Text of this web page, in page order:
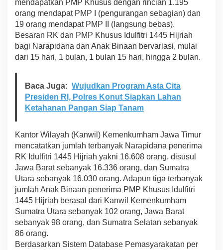
a
n
g
a
n
a
P
i
n
a
K
e
p
a
d
5
9
5
mendapatkan PMP Khusus dengan rincian 1.195
orang mendapat PMP I (pengurangan sebagian) dan
19 orang mendapat PMP II (langsung bebas).
Besaran RK dan PMP Khusus Idulfitri 1445 Hijriah
bagi Narapidana dan Anak Binaan bervariasi, mulai
dari 15 hari, 1 bulan, 1 bulan 15 hari, hingga 2 bulan.
Baca Juga: Wujudkan Program Asta Cita
Presiden RI, Polres Konut Siapkan Lahan
Ketahanan Pangan Siap Tanam
Kantor Wilayah (Kanwil) Kemenkumham Jawa Timur
mencatatkan jumlah terbanyak Narapidana penerima
RK Idulfitri 1445 Hijriah yakni 16.608 orang, disusul
Jawa Barat sebanyak 16.336 orang, dan Sumatra
Utara sebanyak 16.030 orang. Adapun tiga terbanyak
jumlah Anak Binaan penerima PMP Khusus Idulfitri
1445 Hijriah berasal dari Kanwil Kemenkumham
Sumatra Utara sebanyak 102 orang, Jawa Barat
sebanyak 98 orang, dan Sumatra Selatan sebanyak
86 orang.
Berdasarkan Sistem Database Pemasyarakatan per